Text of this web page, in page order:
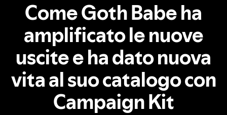
Come Goth Babe ha
amplificato le nuove
uscite e ha dato nuova
vita al suo catalogo con
Campaign Kit